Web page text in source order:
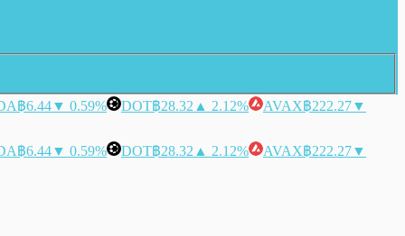
฿6.44▼ 0.59% DOT฿28.32 ▲ 2.12% AVAX฿222.27▼
฿6.44▼ 0.59% DOT฿28.32 ▲ 2.12% AVAX฿222.27▼